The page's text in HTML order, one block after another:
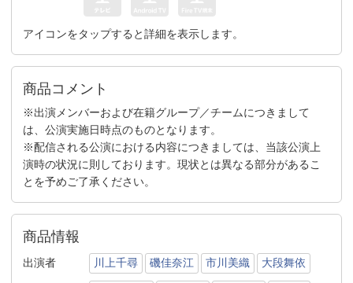
アイコンをタップすると詳細を表示します。
商品コメント
※出演メンバーおよび在籍グループ／チームにつきまして
は、公演実施日時点のものとなります。
※配信される公演における内容につきましては、当該公演上
演時の状況に則しております。現状とは異なる部分があるこ
とを予めご了承ください。
商品情報
出演者 川上千尋 磯佳奈江 市川美織 大段舞依